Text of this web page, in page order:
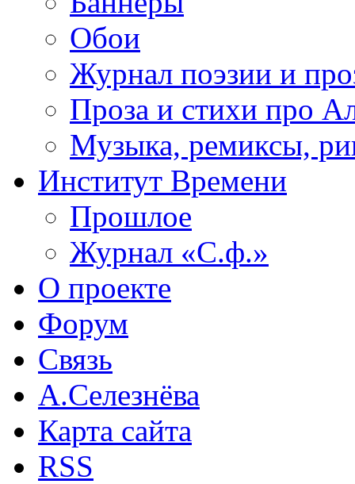
Обои
Журнал поэзии и
Проза и стихи про
Музыка, ремиксы,
Институт Времени
Прошлое
Журнал «С.ф.»
О проекте
Форум
Связь
А.Селезнёва
Карта сайта
RSS